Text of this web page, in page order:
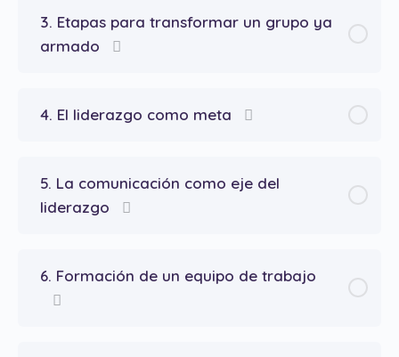
3. Etapas para transformar un grupo ya
armado
4. El liderazgo como meta
5. La comunicación como eje del
liderazgo
6. Formación de un equipo de trabajo